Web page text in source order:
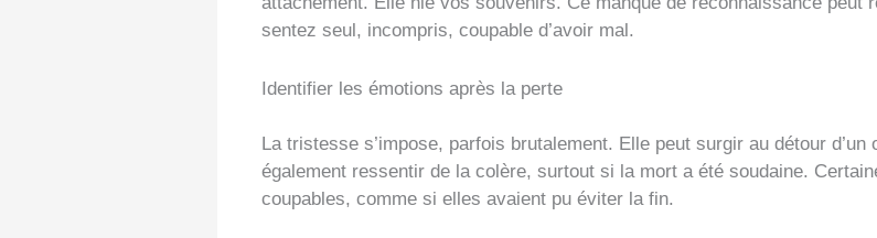
sentez seul, incompris, coupable d’avoir mal.
Identifier les émotions après la perte
La tristesse s’impose, parfois brutalement. Elle peut surgir au détour d’un
également ressentir de la colère, surtout si la mort a été soudaine.
coupables, comme si elles avaient pu éviter la fin.